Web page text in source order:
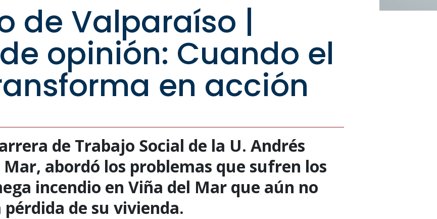
de Valparaíso |
opinión: Cuando el
en acción
de Trabajo Social de la U. Andrés
Mar, abordó los problemas que sufren los
incendio en Viña del Mar que aún no
de su vivienda.